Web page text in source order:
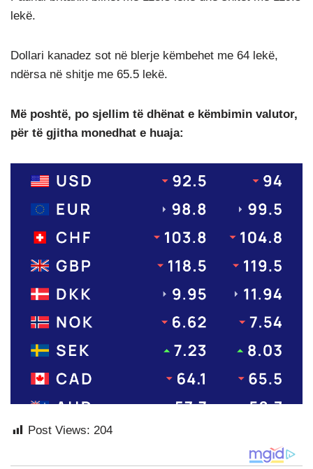
lekë.
Dollari kanadez sot në blerje këmbehet me 64 lekë,
ndërsa në shitje me 65.5 lekë.
Më poshtë, po sjellim të dhënat e këmbimin valutor,
për të gjitha monedhat e huaja:
Post Views: 204